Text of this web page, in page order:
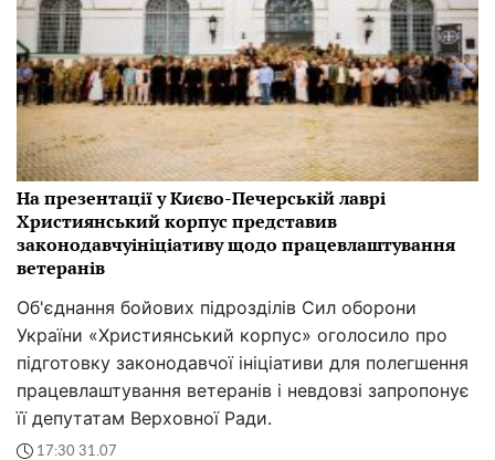
На презентації у Києво-Печерській лаврі
Християнський корпус представив
законодавчуініціативу щодо працевлаштування
ветеранів
Об'єднання бойових підрозділів Сил оборони
України «Християнський корпус» оголосило про
підготовку законодавчої ініціативи для полегшення
працевлаштування ветеранів і невдовзі запропонує
її депутатам Верховної Ради.
17:30 31.07